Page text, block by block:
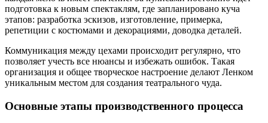
подготовка к новым спектаклям, где запланировано куча
этапов: разработка эскизов, изготовление, примерка,
репетиции с костюмами и декорациями, доводка деталей.
Коммуникация между цехами происходит регулярно, что
позволяет учесть все нюансы и избежать ошибок. Такая
организация и общее творческое настроение делают Ленком
уникальным местом для создания театрального чуда.
Основные этапы производственного процесса